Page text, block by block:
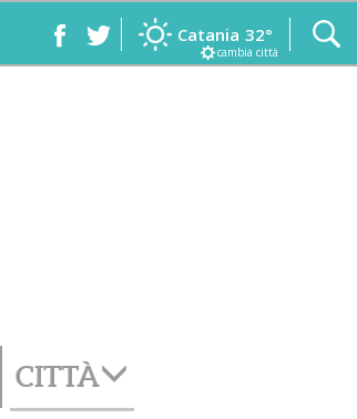
Catania 32°
cambia città
CITTÀ